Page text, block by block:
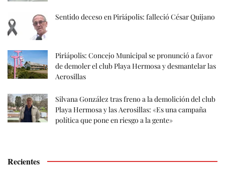
Sentido deceso en Piriápolis: falleció César Quijano
Piriápolis: Concejo Municipal se pronunció a favor
de demoler el club Playa Hermosa y desmantelar las
Aerosillas
Silvana González tras freno a la demolición del club
Playa Hermosa y las Aerosillas: «Es una campaña
política que pone en riesgo a la gente»
Recientes